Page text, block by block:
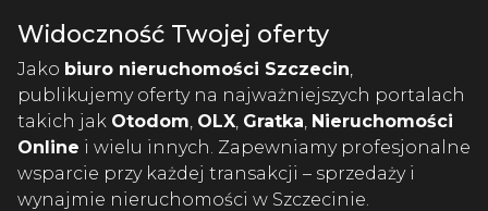
Widoczność Twojej oferty
Jako biuro nieruchomości Szczecin,
publikujemy oferty na najważniejszych portalach
takich jak Otodom, OLX, Gratka, Nieruchomości
Online i wielu innych. Zapewniamy profesjonalne
wsparcie przy każdej transakcji – sprzedaży i
wynajmie nieruchomości w Szczecinie.